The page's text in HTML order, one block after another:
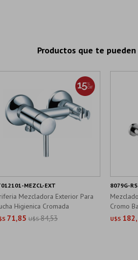
Productos que te
Mezcladora Exterior Para
Higienica Cromada
71,85 U$S 84,53
MEZCL-EXT
Cromo
U$S
8079G-